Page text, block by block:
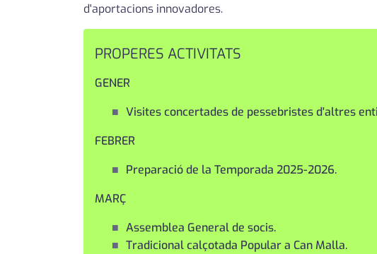
d'aportacions innovadores.
PROPERES ACTIVITATS
GENER
Visites concertades de pessebristes d'altres
FEBRER
Preparació de la Temporada 2025-2026.
MARÇ
Assemblea General de socis.
Tradicional calçotada Popular a Can Malla.